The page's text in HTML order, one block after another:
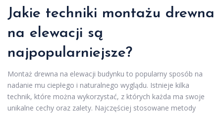
Jakie techniki montażu drewna
na elewacji są
najpopularniejsze?
Montaż drewna na elewacji budynku to popularny sposób na
nadanie mu ciepłego i naturalnego wyglądu. Istnieje kilka
technik, które można wykorzystać, z których każda ma swoje
unikalne cechy oraz zalety. Najczęściej stosowane metody